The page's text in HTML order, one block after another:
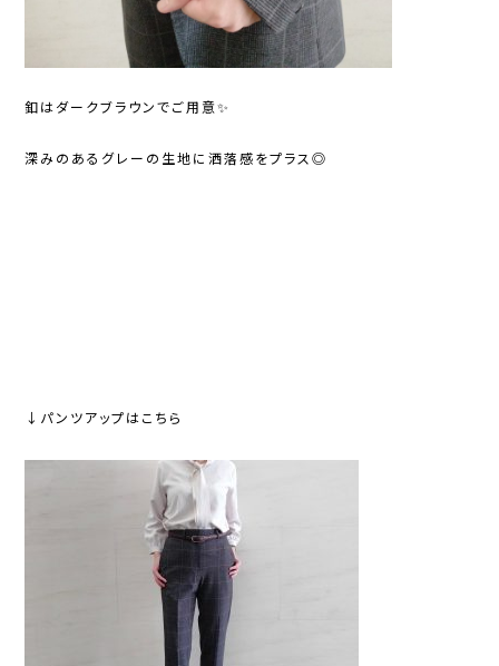
釦はダークブラウンでご用意✨
深みのあるグレーの生地に洒落感をプラス◎
↓パンツアップはこちら